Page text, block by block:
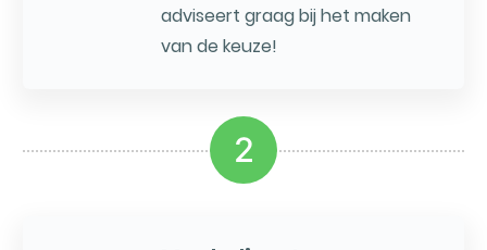
adviseert graag bij het maken
van de keuze!
2